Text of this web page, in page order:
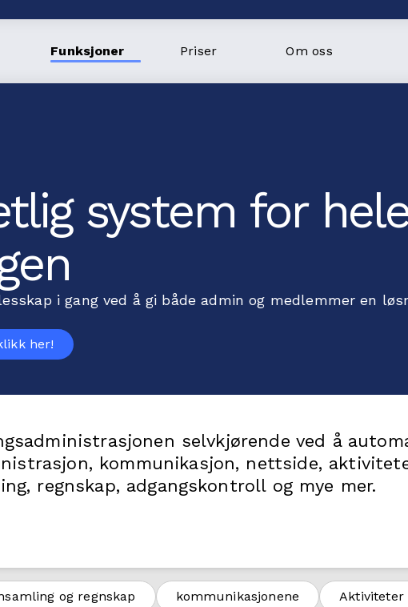
Funksjoner Priser Om oss
system for
i gang ved å gi både admin og medlemmer en
her!
selvkjørende ved å
kommunikasjon, nettside,
regnskap, adgangskontroll og mye mer.
og regnskap kommunikasjonene Aktiviteter